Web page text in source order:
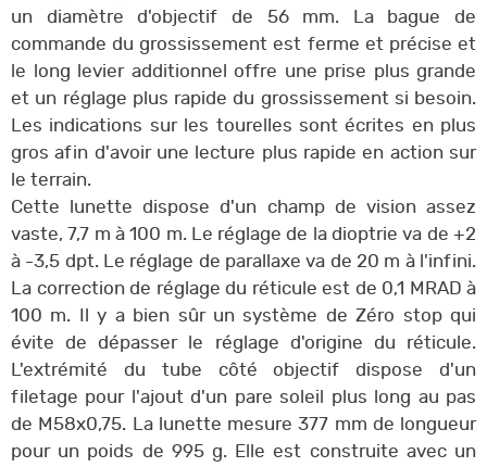
un diamètre d'objectif de 56 mm. La bague de
commande du grossissement est ferme et précise et
le long levier additionnel offre une prise plus grande
et un réglage plus rapide du grossissement si besoin.
Les indications sur les tourelles sont écrites en plus
gros afin d'avoir une lecture plus rapide en action sur
le terrain.
Cette lunette dispose d'un champ de vision assez
vaste, 7,7 m à 100 m. Le réglage de la dioptrie va de +2
à -3,5 dpt. Le réglage de parallaxe va de 20 m à l'infini.
La correction de réglage du réticule est de 0,1 MRAD à
100 m. Il y a bien sûr un système de Zéro stop qui
évite de dépasser le réglage d'origine du réticule.
L'extrémité du tube côté objectif dispose d'un
filetage pour l'ajout d'un pare soleil plus long au pas
de M58x0,75. La lunette mesure 377 mm de longueur
pour un poids de 995 g. Elle est construite avec un